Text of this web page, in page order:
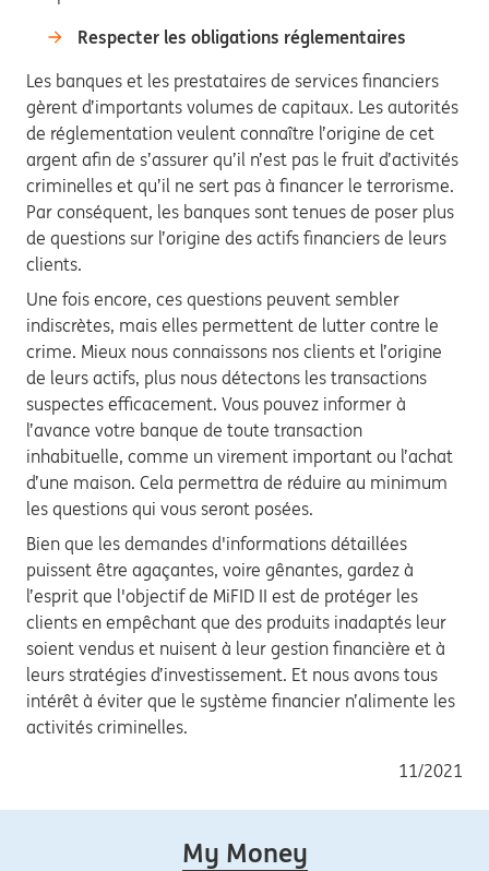
Respecter les obligations réglementaires
Les banques et les prestataires de services financiers
gèrent d’importants volumes de capitaux. Les autorités
de réglementation veulent connaître l’origine de cet
argent afin de s’assurer qu’il n’est pas le fruit d’activités
criminelles et qu’il ne sert pas à financer le terrorisme.
Par conséquent, les banques sont tenues de poser plus
de questions sur l’origine des actifs financiers de leurs
clients.
Une fois encore, ces questions peuvent sembler
indiscrètes, mais elles permettent de lutter contre le
crime. Mieux nous connaissons nos clients et l’origine
de leurs actifs, plus nous détectons les transactions
suspectes efficacement. Vous pouvez informer à
l’avance votre banque de toute transaction
inhabituelle, comme un virement important ou l’achat
d’une maison. Cela permettra de réduire au minimum
les questions qui vous seront posées.
Bien que les demandes d'informations détaillées
puissent être agaçantes, voire gênantes, gardez à
l’esprit que l'objectif de MiFID II est de protéger les
clients en empêchant que des produits inadaptés leur
soient vendus et nuisent à leur gestion financière et à
leurs stratégies d’investissement. Et nous avons tous
intérêt à éviter que le système financier n’alimente les
activités criminelles.
11/2021
My Money